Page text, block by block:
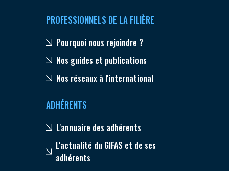
PROFESSIONNELS DE LA FILIÈRE
Pourquoi nous rejoindre ?
Nos guides et publications
Nos réseaux à l'international
ADHÉRENTS
L'annuaire des adhérents
L'actualité du GIFAS et de ses
adhérents